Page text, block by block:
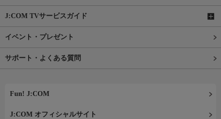
J:COM TVサービスガイド
イベント・プレゼント
サポート・よくある質問
Fun! J:COM
J:COM オフィシャルサイト